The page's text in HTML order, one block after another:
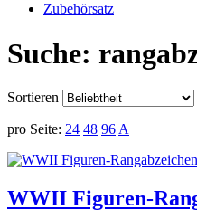
Zubehörsatz
Suche:
Sortieren
pro Seite: 24 48 96 A
WWII Figuren-